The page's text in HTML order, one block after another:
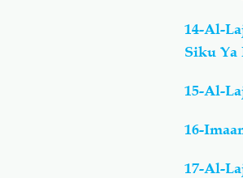
14-Al-
Siku Ya
15-Al-
16-
17-Al-